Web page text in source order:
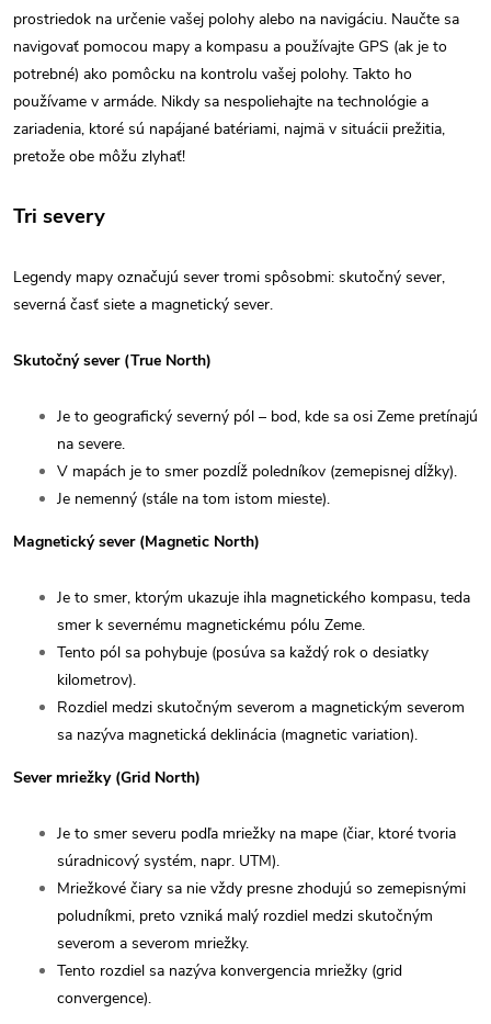
prostriedok na určenie vašej polohy alebo na navigáciu. Naučte sa
navigovať pomocou mapy a kompasu a používajte GPS (ak je to
potrebné) ako pomôcku na kontrolu vašej polohy. Takto ho
používame v armáde. Nikdy sa nespoliehajte na technológie a
zariadenia, ktoré sú napájané batériami, najmä v situácii prežitia,
pretože obe môžu zlyhať!
Tri severy
Legendy mapy označujú sever tromi spôsobmi: skutočný sever,
severná časť siete a magnetický sever.
Skutočný sever (True North)
Je to geografický severný pól – bod, kde sa osi Zeme pretínajú
na severe.
V mapách je to smer pozdĺž poledníkov (zemepisnej dĺžky).
Je nemenný (stále na tom istom mieste).
Magnetický sever (Magnetic North)
Je to smer, ktorým ukazuje ihla magnetického kompasu, teda
smer k severnému magnetickému pólu Zeme.
Tento pól sa pohybuje (posúva sa každý rok o desiatky
kilometrov).
Rozdiel medzi skutočným severom a magnetickým severom
sa nazýva magnetická deklinácia (magnetic variation).
Sever mriežky (Grid North)
Je to smer severu podľa mriežky na mape (čiar, ktoré tvoria
súradnicový systém, napr. UTM).
Mriežkové čiary sa nie vždy presne zhodujú so zemepisnými
poludníkmi, preto vzniká malý rozdiel medzi skutočným
severom a severom mriežky.
Tento rozdiel sa nazýva konvergencia mriežky (grid
convergence).